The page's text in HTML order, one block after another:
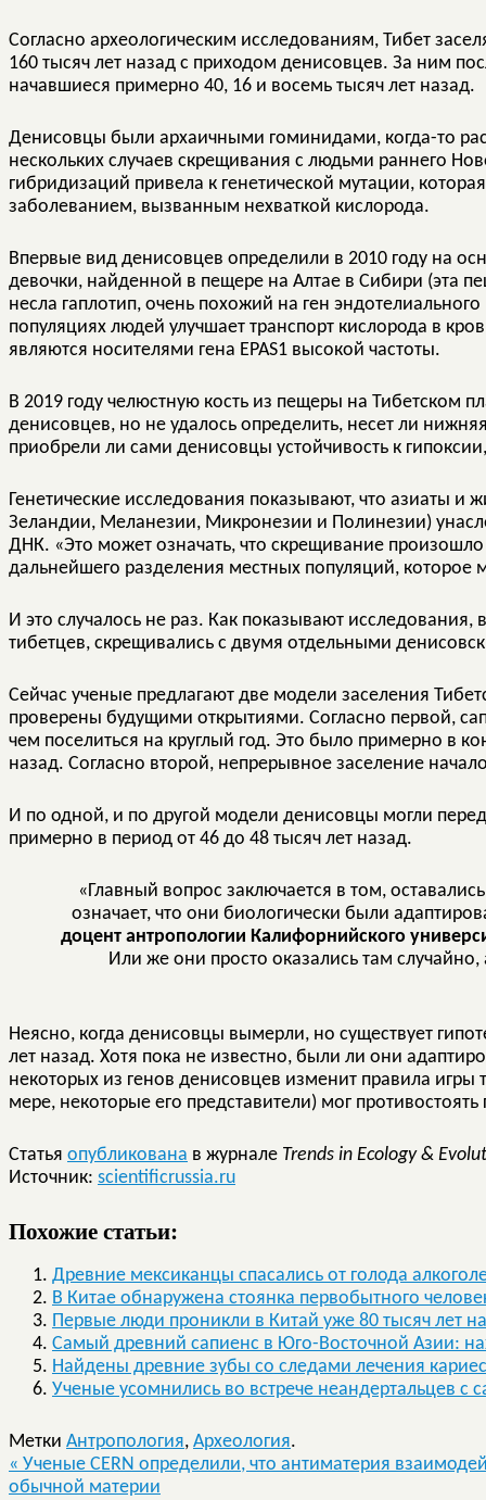
Согласно археологическим исследованиям, Тибет
160 тысяч лет назад с приходом денисовцев. За ним
начавшиеся примерно 40, 16 и восемь тысяч лет назад.
Денисовцы были архаичными гоминидами, когда-то
нескольких случаев скрещивания с людьми раннего
гибридизаций привела к генетической мутации,
заболеванием, вызванным нехваткой кислорода.
Впервые вид денисовцев определили в 2010 году на
девочки, найденной в пещере на Алтае в Сибири (эта
несла гаплотип, очень похожий на ген
популяциях людей улучшает транспорт кислорода в
являются носителями гена EPAS1 высокой частоты.
В 2019 году челюстную кость из пещеры на Тибетском
денисовцев, но не удалось определить, несет ли
приобрели ли сами денисовцы устойчивость к
Генетические исследования показывают, что азиаты и
Зеландии, Меланезии, Микронезии и Полинезии)
ДНК. «Это может означать, что скрещивание произошло
дальнейшего разделения местных популяций,
И это случалось не раз. Как показывают
тибетцев, скрещивались с двумя отдельными
Сейчас ученые предлагают две модели заселения
проверены будущими открытиями. Согласно первой,
чем поселиться на круглый год. Это было примерно в
назад. Согласно второй, непрерывное заселение
И по одной, и по другой модели денисовцы могли
примерно в период от 46 до 48 тысяч лет назад.
«Главный вопрос заключается в том,
означает, что они биологически были
доцент антропологии Калифорнийского
Или же они просто оказались там
Неясно, когда денисовцы вымерли, но существует
лет назад. Хотя пока не известно, были ли они
некоторых из генов денисовцев изменит правила игры
мере, некоторые его представители) мог
Статья опубликована в журнале Trends in Ecology &
Источник: scientificrussia.ru
Похожие статьи:
Древние мексиканцы спасались от голода
В Китае обнаружена стоянка первобытного
Первые люди проникли в Китай уже 80 тысяч лет
Самый древний сапиенс в Юго-Восточной Азии:
Найдены древние зубы со следами лечения
Ученые усомнились во встрече неандертальцев с
Метки Антропология, Археология.
« Ученые CERN определили, что антиматерия
обычной материи